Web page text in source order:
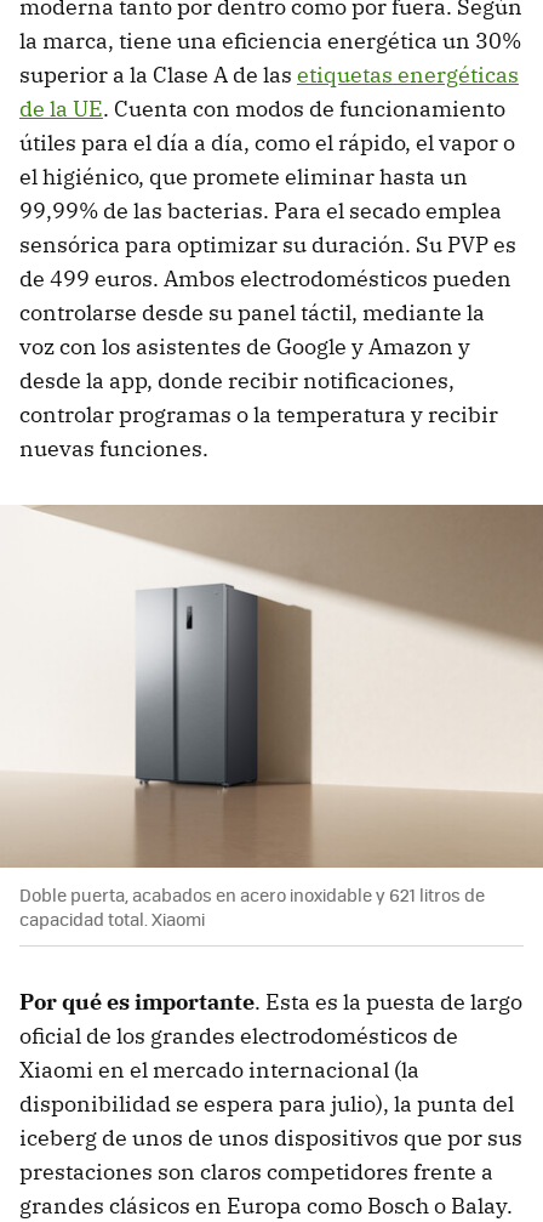
moderna tanto por dentro como por fuera. Según
la marca, tiene una eficiencia energética un 30%
superior a la Clase A de las etiquetas energéticas
de la UE. Cuenta con modos de funcionamiento
útiles para el día a día, como el rápido, el vapor o
el higiénico, que promete eliminar hasta un
99,99% de las bacterias. Para el secado emplea
sensórica para optimizar su duración. Su PVP es
de 499 euros. Ambos electrodomésticos pueden
controlarse desde su panel táctil, mediante la
voz con los asistentes de Google y Amazon y
desde la app, donde recibir notificaciones,
controlar programas o la temperatura y recibir
nuevas funciones.
Doble puerta, acabados en acero inoxidable y 621 litros de
capacidad total. Xiaomi
Por qué es importante. Esta es la puesta de largo
oficial de los grandes electrodomésticos de
Xiaomi en el mercado internacional (la
disponibilidad se espera para julio), la punta del
iceberg de unos de unos dispositivos que por sus
prestaciones son claros competidores frente a
grandes clásicos en Europa como Bosch o Balay.